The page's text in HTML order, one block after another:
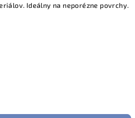
Ideálny na neporézne povrchy.